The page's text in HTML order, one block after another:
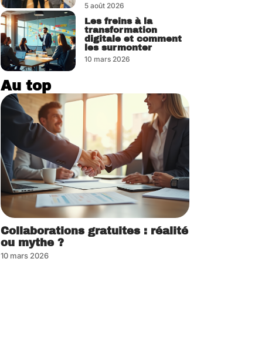
5 août 2026
Les freins à la
transformation
digitale et comment
les surmonter
10 mars 2026
Au top
Collaborations gratuites : réalité
ou mythe ?
10 mars 2026